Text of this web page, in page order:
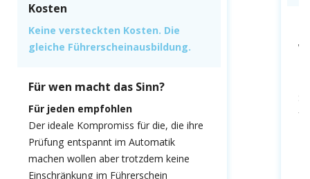
Kosten
Keine versteckten Kosten. Die
gleiche Führerscheinausbildung.
Für wen macht das Sinn?
Für jeden empfohlen
Der ideale Kompromiss für die, die ihre
Prüfung entspannt im Automatik
machen wollen aber trotzdem keine
Einschränkung im Führerschein